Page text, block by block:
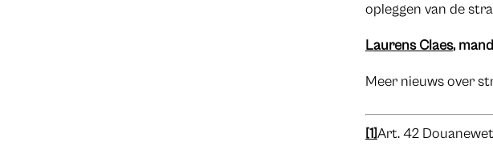
opleggen van de
Laurens Claes,
Meer nieuws over
[1]Art. 42